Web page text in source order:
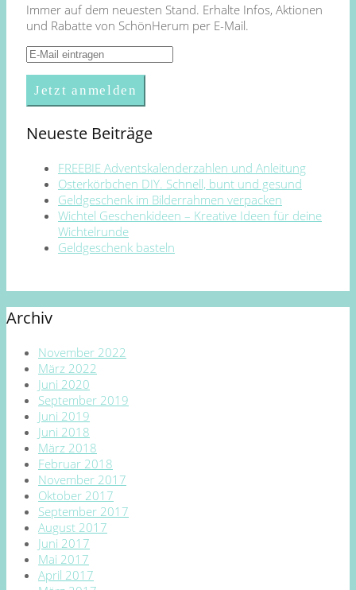
Immer auf dem neuesten Stand. Erhalte Infos, Aktionen
und Rabatte von SchönHerum per E-Mail.
Neueste Beiträge
FREEBIE Adventskalenderzahlen und Anleitung
Osterkörbchen DIY. Schnell, bunt und gesund
Geldgeschenk im Bilderrahmen verpacken
Wichtel Geschenkideen – Kreative Ideen für deine
Wichtelrunde
Geldgeschenk basteln
Archiv
November 2022
März 2022
Juni 2020
September 2019
Juni 2019
Juni 2018
März 2018
Februar 2018
November 2017
Oktober 2017
September 2017
August 2017
Juni 2017
Mai 2017
April 2017